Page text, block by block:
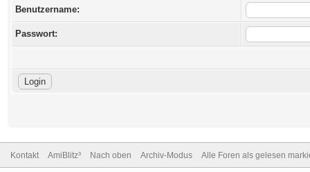
Benutzername:
Passwort:
Kontakt AmiBlitz³ Nach oben Archiv-Modus Alle Foren als gelesen